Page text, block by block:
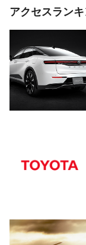
アクセスラン